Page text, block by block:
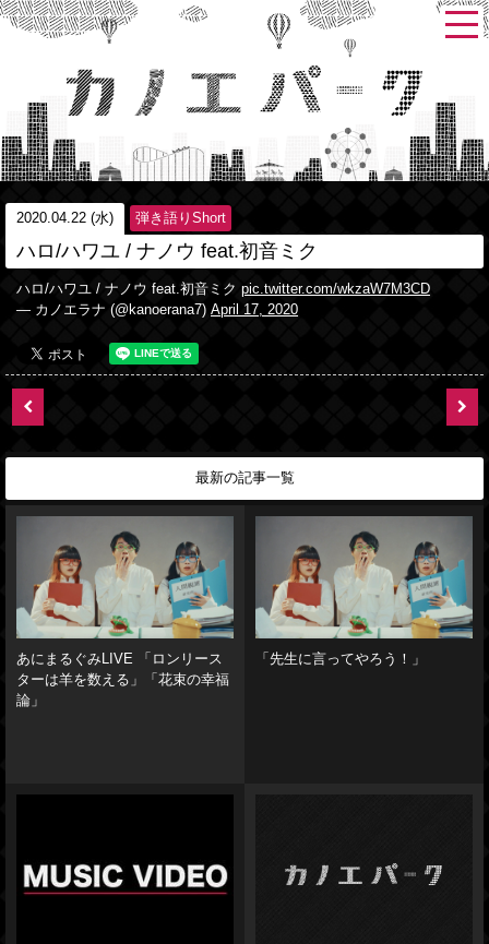
2020.04.22 (水) 弾き語りShort
ハロ/ハワユ / ナノウ feat.初音ミク
ハロ/ハワユ / ナノウ feat.初音ミク pic.twitter.com/wkzaW7M3CD
— カノエラナ (@kanoerana7) April 17, 2020
最新の記事一覧
あにまるぐみLIVE 「ロンリース
ターは羊を数える」「花束の幸福
論」
「先生に言ってやろう！」